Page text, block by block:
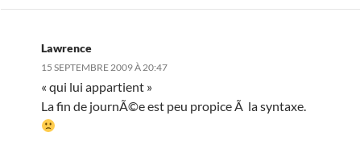
Lawrence
15 SEPTEMBRE 2009 À 20:47
« qui lui appartient »
La fin de journÃ©e est peu propice Ã la syntaxe.